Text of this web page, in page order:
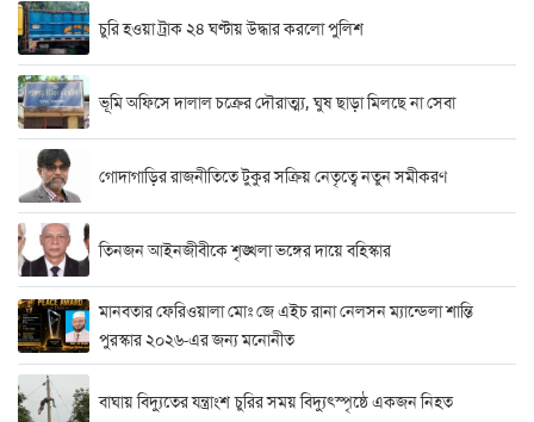
চুরি হওয়া ট্রাক ২৪ ঘণ্টায় উদ্ধার করলো পুলিশ
ভূমি অফিসে দালাল চক্রের দৌরাত্ম্য, ঘুষ ছাড়া মিলছে না সেবা
গোদাগাড়ির রাজনীতিতে টুকুর সক্রিয় নেতৃত্বে নতুন সমীকরণ
তিনজন আইনজীবীকে শৃঙ্খলা ভঙ্গের দায়ে বহিস্কার
মানবতার ফেরিওয়ালা মোঃ জে এইচ রানা নেলসন ম্যান্ডেলা শান্তি
পুরস্কার ২০২৬-এর জন্য মনোনীত
বাঘায় বিদ্যুতের যন্ত্রাংশ চুরির সময় বিদ্যুৎস্পৃষ্ঠে একজন নিহত